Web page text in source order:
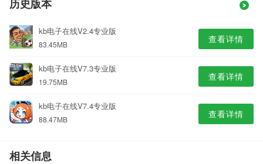
历史版本
kb电子在线V2.4专业版
83.45MB 查看详情
kb电子在线V7.3专业版
19.75MB 查看详情
kb电子在线V7.4专业版
88.47MB 查看详情
相关信息